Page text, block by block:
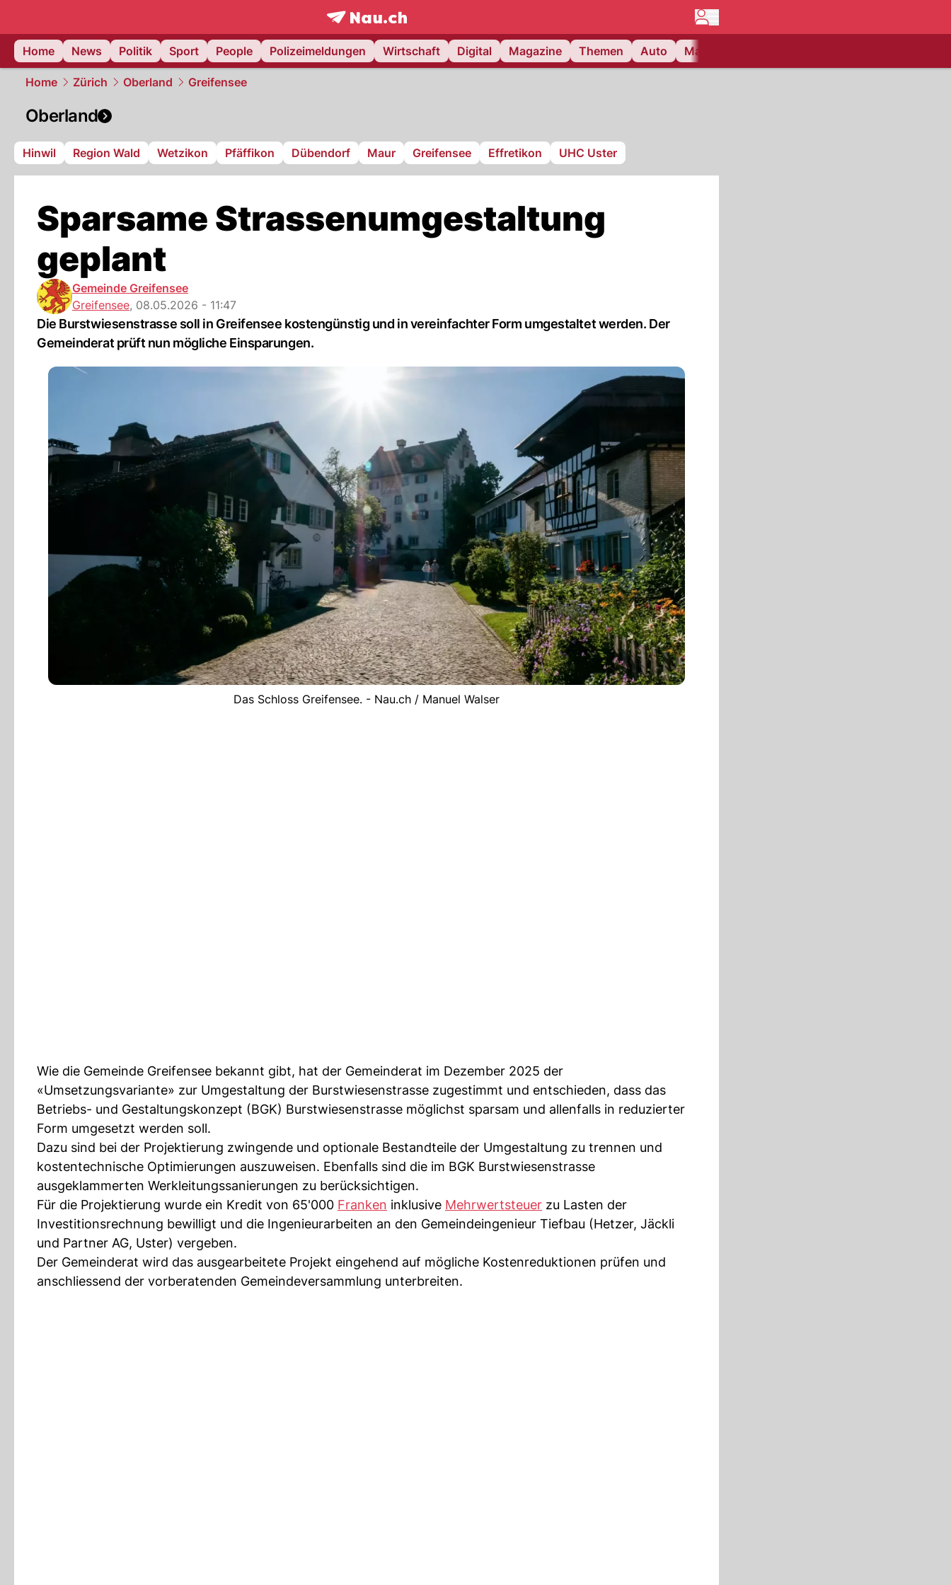
frontpage.NAU.ch
Home
News Politik Sport People Polizeimeldungen Wirtschaft Digital Magazine Themen Auto Matchcenter
Home Zürich Oberland Greifensee
Oberland
Hinwil Region Wald Wetzikon Pfäffikon Dübendorf Maur Greifensee Effretikon UHC Uster
Sparsame Strassenumgestaltung
geplant
Gemeinde Greifensee
Greifensee, 08.05.2026 - 11:47
Die Burstwiesenstrasse soll in Greifensee kostengünstig und in vereinfachter Form umgestaltet werden. Der
Gemeinderat prüft nun mögliche Einsparungen.
Das Schloss Greifensee. - Nau.ch / Manuel Walser
Wie die Gemeinde Greifensee bekannt gibt, hat der Gemeinderat im Dezember 2025 der
«Umsetzungsvariante» zur Umgestaltung der Burstwiesenstrasse zugestimmt und entschieden, dass das
Betriebs- und Gestaltungskonzept (BGK) Burstwiesenstrasse möglichst sparsam und allenfalls in reduzierter
Form umgesetzt werden soll.
Dazu sind bei der Projektierung zwingende und optionale Bestandteile der Umgestaltung zu trennen und
kostentechnische Optimierungen auszuweisen. Ebenfalls sind die im BGK Burstwiesenstrasse
ausgeklammerten Werkleitungssanierungen zu berücksichtigen.
Für die Projektierung wurde ein Kredit von 65'000 Franken inklusive Mehrwertsteuer zu Lasten der
Investitionsrechnung bewilligt und die Ingenieurarbeiten an den Gemeindeingenieur Tiefbau (Hetzer, Jäckli
und Partner AG, Uster) vergeben.
Der Gemeinderat wird das ausgearbeitete Projekt eingehend auf mögliche Kostenreduktionen prüfen und
anschliessend der vorberatenden Gemeindeversammlung unterbreiten.